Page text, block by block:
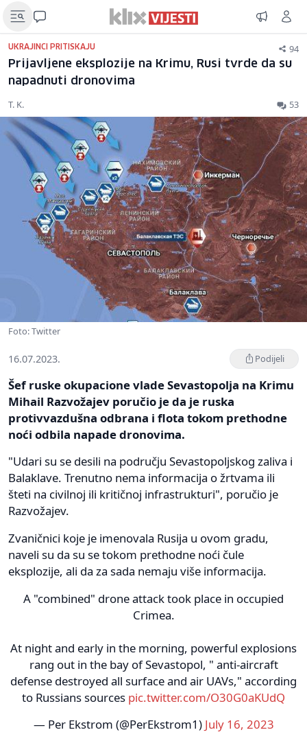
UKRAJINCI PRITISKAJU 94
Prijavljene eksplozije na Krimu, Rusi tvrde da su
napadnuti dronovima
T. K. 53
Foto: Twitter
16.07.2023. Podijeli
Šef ruske okupacione vlade Sevastopolja na Krimu
Mihail Razvožajev poručio je da je ruska
protivvazdušna odbrana i flota tokom prethodne
noći odbila napade dronovima.
"Udari su se desili na području Sevastopoljskog zaliva i
Balaklave. Trenutno nema informacija o žrtvama ili
šteti na civilnoj ili kritičnoj infrastrukturi", poručio je
Razvožajev.
Zvaničnici koje je imenovala Rusija u ovom gradu,
naveli su da su se tokom prethodne noći čule
eksplozije, ali da za sada nemaju više informacija.
A "combined" drone attack took place in occupied
Crimea.
At night and early in the morning, powerful explosions
rang out in the bay of Sevastopol, " anti-aircraft
defense destroyed all surface and air UAVs," according
to Russians sources pic.twitter.com/O30G0aKUdQ
— Per Ekstrom (@PerEkstrom1) July 16, 2023